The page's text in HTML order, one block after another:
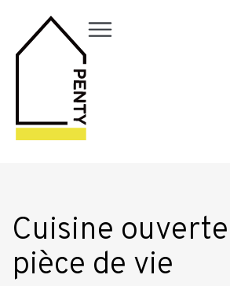
Cuisine
pièce de vie